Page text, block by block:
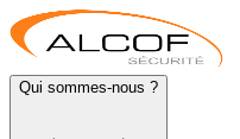
Qui sommes-nous ?